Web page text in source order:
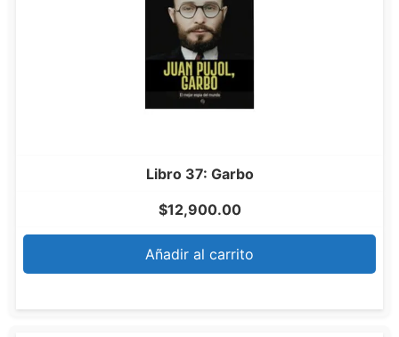
Libro 37: Garbo
$12,900.00
Añadir al carrito